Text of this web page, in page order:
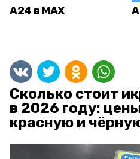
А24 в MAX
Сколько стоит
в 2026 году:
красную и